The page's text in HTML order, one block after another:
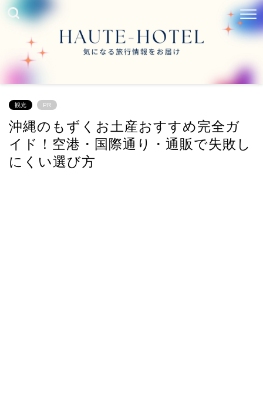
観光 PR
沖縄のもずくお土産おすすめ完全ガ
イド！空港・国際通り・通販で失敗し
にくい選び方